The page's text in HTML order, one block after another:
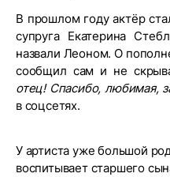
В прошлом году актёр
супруга Екатерина
назвали Леоном. О
сообщил сам и не
отец! Спасибо, любимая,
в соцсетях.
У артиста уже большой
воспитывает старшего